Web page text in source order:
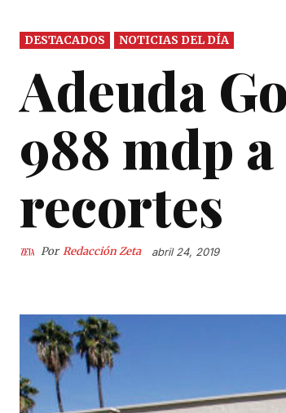
DESTACADOS NOTICIAS DEL DÍA
Adeuda
988 mdp
recortes
Por Redacción Zeta abril 24, 2019